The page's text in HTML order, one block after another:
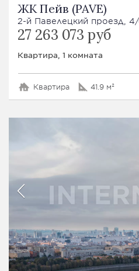
ЖК Пейв (PAVE)
2-й Павелецкий проезд,
27 263 073 руб
Квартира, 1 комната
Квартира 41.9 м²